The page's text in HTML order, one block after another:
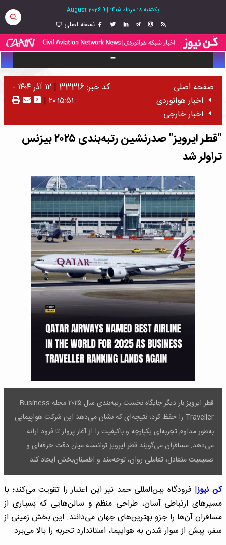
یکشنبه ۱۸ مرداد ۱۴۰۵ |
9 August 2026
نسخه اصلی
صفحه اصلی
اخبار هوانوردی
اخبار خارجی
کد خبر: 33316 |
۱۲ آذر ۱۴۰۴ -
۲۰:۱۵:۵۱ |
"قطر ایرویز" صدرنشین رتبه‌بندی ۲۰۲۵ بیزنس
تراولر شد
قطر ایرویز بار دیگر جایگاه نخست رتبه‌بندی سال ۲۰۲۵ مجله Business
Traveller را حفظ کرد؛ نتیجه‌ای که نشان می‌دهد این شرکت هواپیمایی
به‌طور مداوم تجربه‌ای یکپارچه و باکیفیت را از آغاز پرواز تا فرود ارائه
می‌دهد. مسافران می‌گویند قطر ایرویز توانسته میان دقت حرفه‌ای و
صمیمیت متعادل، تعاملی روان، توجه‌مند و اطمینان‌بخش ایجاد کند.
کن نیوز| فرودگاه بین‌المللی حمد نیز این اعتبار را تقویت می‌کند؛ با
مسیرهای ارتباطی آسان، طراحی منظم و سالن‌هایی که بسیاری از
مسافران آن‌ها را جزو بهترین‌های جهان می‌دانند. این بخش زمینی از
سفر، پیش از سوار شدن به هواپیما، استاندارد تجربه را بالا می‌برد.